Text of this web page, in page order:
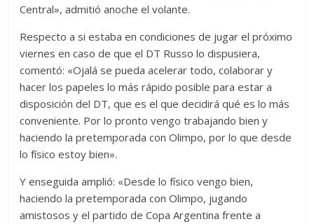
Central», admitió anoche el volante.
Respecto a si estaba en condiciones de jugar el próximo
viernes en caso de que el DT Russo lo dispusiera,
comentó: «Ojalá se pueda acelerar todo, colaborar y
hacer los papeles lo más rápido posible para estar a
disposición del DT, que es el que decidirá qué es lo más
conveniente. Por lo pronto vengo trabajando bien y
haciendo la pretemporada con Olimpo, por lo que desde
lo físico estoy bien».
Y enseguida amplió: «Desde lo físico vengo bien,
haciendo la pretemporada con Olimpo, jugando
amistosos y el partido de Copa Argentina frente a